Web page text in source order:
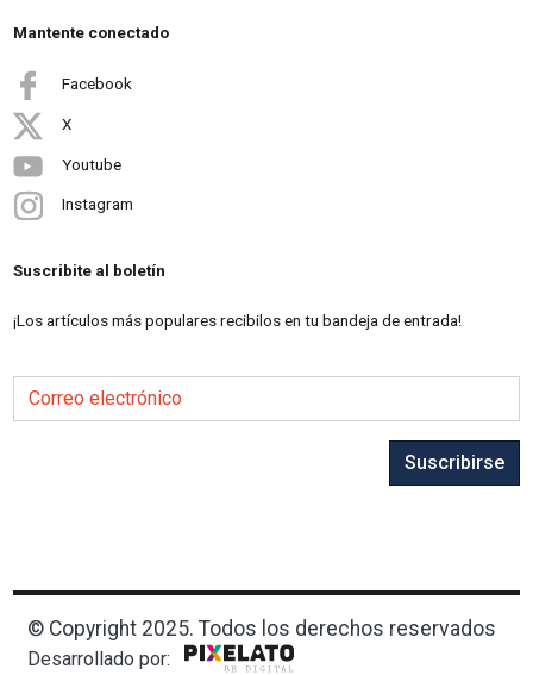
Mantente conectado
Facebook
X
Youtube
Instagram
Suscribite al boletín
¡Los artículos más populares recibilos en tu bandeja de entrada!
Correo electrónico
Suscribirse
© Copyright 2025. Todos los derechos reservados
Desarrollado por: